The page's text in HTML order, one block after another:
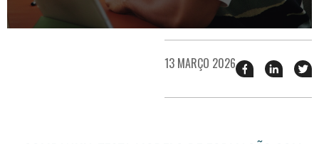
13 MARÇO 2026 Compartilhar
esse
no
esse
no